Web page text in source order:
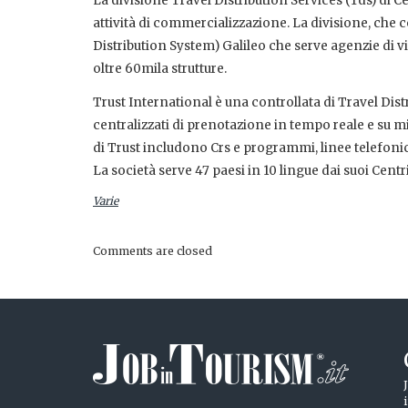
attività di commercializzazione. La divisione, che
Distribution System) Galileo che serve agenzie di
oltre 60mila strutture.
Trust International è una controllata di Travel
centralizzati di prenotazione in tempo reale e su
di Trust includono Crs e programmi, linee
La società serve 47 paesi in 10 lingue dai suoi
Varie
Comments are closed